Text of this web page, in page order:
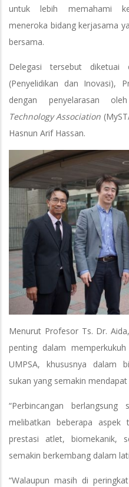
untuk lebih memahami
meneroka bidang kerjasama
bersama.
Delegasi tersebut diketuai
(Penyelidikan dan Inovasi),
dengan penyelarasan
Technology Association
Hasnun Arif Hassan.
Menurut Profesor Ts. Dr.
penting dalam
UMPSA, khususnya dalam
sukan yang semakin
“Perbincangan
melibatkan beberapa aspek
prestasi atlet, biomekanik,
semakin berkembang dalam
“Walaupun masih di